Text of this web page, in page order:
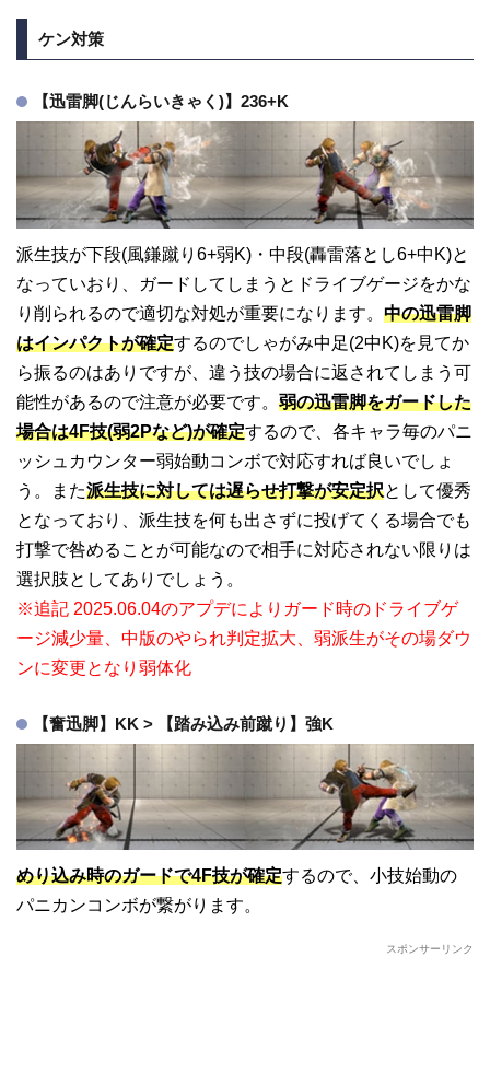
ケン対策
【迅雷脚(じんらいきゃく)】236+K
派生技が下段(風鎌蹴り6+弱K)・中段(轟雷落とし6+中K)と
なっていおり、ガードしてしまうとドライブゲージをかな
り削られるので適切な対処が重要になります。 中の迅雷脚
はインパクトが確定するのでしゃがみ中足(2中K)を見てか
ら振るのはありですが、違う技の場合に返されてしまう可
能性があるので注意が必要です。 弱の迅雷脚をガードした
場合は4F技(弱2Pなど)が確定するので、各キャラ毎のパニ
ッシュカウンター弱始動コンボで対応すれば良いでしょ
う。また派生技に対しては遅らせ打撃が安定択として優秀
となっており、派生技を何も出さずに投げてくる場合でも
打撃で咎めることが可能なので相手に対応されない限りは
選択肢としてありでしょう。
※追記 2025.06.04のアプデによりガード時のドライブゲ
ージ減少量、中版のやられ判定拡大、弱派生がその場ダウ
ンに変更となり弱体化
【奮迅脚】KK > 【踏み込み前蹴り】強K
めり込み時のガードで4F技が確定するので、小技始動の
パニカンコンボが繋がります。
スポンサーリンク